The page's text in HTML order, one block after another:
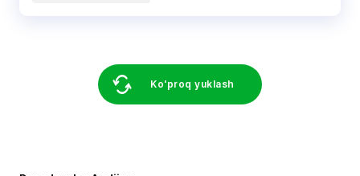
Ko'proq yuklash